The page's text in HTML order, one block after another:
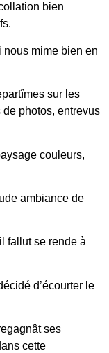
bien
nous mime bien en
sur les
photos, entrevus
couleurs,
ambiance de
fallut se rende à
d’écourter le
ses
cette